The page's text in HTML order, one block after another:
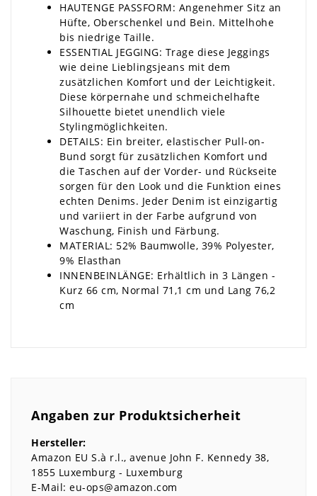
HAUTENGE PASSFORM: Angenehmer Sitz an
Hüfte, Oberschenkel und Bein. Mittelhohe
bis niedrige Taille.
ESSENTIAL JEGGING: Trage diese Jeggings
wie deine Lieblingsjeans mit dem
zusätzlichen Komfort und der Leichtigkeit.
Diese körpernahe und schmeichelhafte
Silhouette bietet unendlich viele
Stylingmöglichkeiten.
DETAILS: Ein breiter, elastischer Pull-on-
Bund sorgt für zusätzlichen Komfort und
die Taschen auf der Vorder- und Rückseite
sorgen für den Look und die Funktion eines
echten Denims. Jeder Denim ist einzigartig
und variiert in der Farbe aufgrund von
Waschung, Finish und Färbung.
MATERIAL: 52% Baumwolle, 39% Polyester,
9% Elasthan
INNENBEINLÄNGE: Erhältlich in 3 Längen -
Kurz 66 cm, Normal 71,1 cm und Lang 76,2
cm
Angaben zur Produktsicherheit
Hersteller:
Amazon EU S.à r.l. avenue John F. Kennedy 38
1855 Luxemburg
Luxemburg
E-Mail: eu-ops@amazon.com